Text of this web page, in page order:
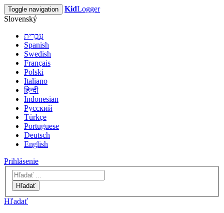
Toggle navigation KidLogger
Slovenský
עִבְרִית
Spanish
Swedish
Français
Polski
Italiano
हिन्दी
Indonesian
Русский
Türkçe
Portuguese
Deutsch
English
Prihlásenie
Hľadať
Hľadať